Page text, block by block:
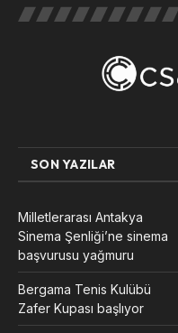
SON YAZILAR
Milletlerarası Antakya
Sinema Şenliği’ne sinema
başvurusu yağmuru
Bergama Tenis Kulübü
Zafer Kupası başlıyor